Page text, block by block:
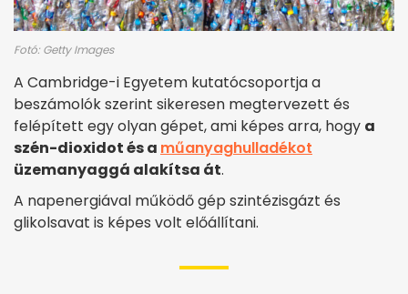
Fotó: Getty Images
A Cambridge-i Egyetem kutatócsoportja a
beszámolók szerint sikeresen megtervezett és
felépített egy olyan gépet, ami képes arra, hogy a
szén-dioxidot és a műanyaghulladékot
üzemanyaggá alakítsa át.
A napenergiával működő gép szintézisgázt és
glikolsavat is képes volt előállítani.